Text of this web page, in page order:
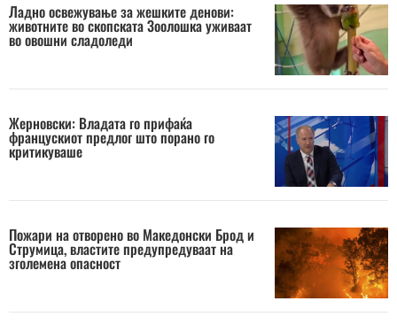
Ладно освежување за жешките денови:
животните во скопската Зоолошка уживаат
во овошни сладоледи
Жерновски: Владата го прифаќа
францускиот предлог што порано го
критикуваше
Пожари на отворено во Македонски Брод и
Струмица, властите предупредуваат на
зголемена опасност